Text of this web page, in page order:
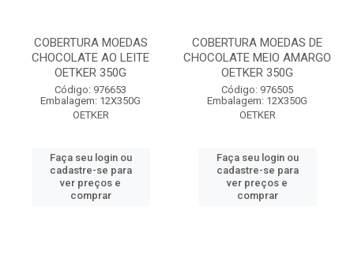
COBERTURA MOEDAS
CHOCOLATE AO LEITE
OETKER 350G
Código: 976653
Embalagem: 12X350G
OETKER
Faça seu login ou
cadastre-se para
ver preços e
comprar
COBERTURA MOEDAS DE
CHOCOLATE MEIO AMARGO
OETKER 350G
Código: 976505
Embalagem: 12X350G
OETKER
Faça seu login ou
cadastre-se para
ver preços e
comprar